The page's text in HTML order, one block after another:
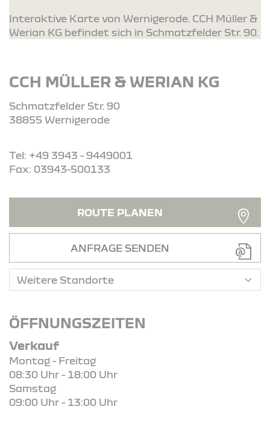
Interaktive Karte von Wernigerode. CCH Müller &
Werian KG befindet sich in Schmatzfelder Str. 90.
CCH MÜLLER & WERIAN KG
Schmatzfelder Str. 90
38855 Wernigerode
Tel: +49 3943 - 9449001
Fax: 03943-500133
ROUTE PLANEN
ANFRAGE SENDEN
ÖFFNUNGSZEITEN
Verkauf
Montag - Freitag
08:30 Uhr - 18:00 Uhr
Samstag
09:00 Uhr - 13:00 Uhr